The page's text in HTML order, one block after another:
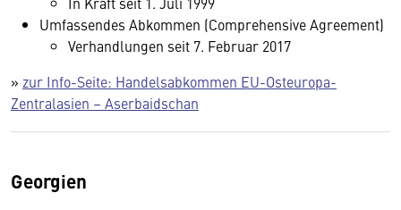
Umfassendes Abkommen (Comprehensive Agreement)
Verhandlungen seit 7. Februar 2017
» zur Info-Seite: Handelsabkommen EU-Osteuropa-
Zentralasien – Aserbaidschan
Georgien